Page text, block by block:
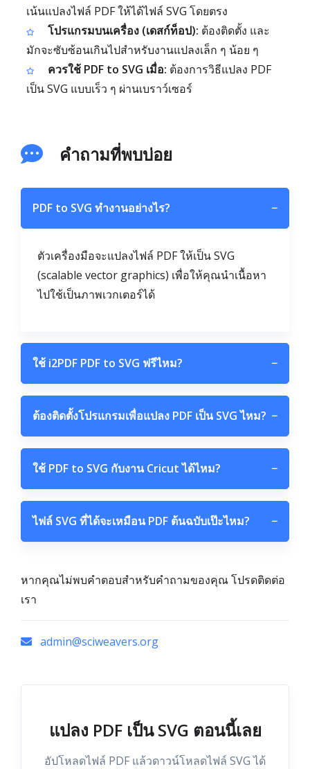
เน้นแปลงไฟล์ PDF ให้ได้ไฟล์ SVG โดยตรง
โปรแกรมบนเครื่อง (เดสก์ท็อป): ต้องติดตั้ง และ
มักจะซับซ้อนเกินไปสำหรับงานแปลงเล็ก ๆ น้อย ๆ
ควรใช้ PDF to SVG เมื่อ: ต้องการวิธีแปลง PDF
เป็น SVG แบบเร็ว ๆ ผ่านเบราว์เซอร์
คำถามที่พบบ่อย
PDF to SVG ทำงานอย่างไร? −
ตัวเครื่องมือจะแปลงไฟล์ PDF ให้เป็น SVG
(scalable vector graphics) เพื่อให้คุณนำเนื้อหา
ไปใช้เป็นภาพเวกเตอร์ได้
ใช้ i2PDF PDF to SVG ฟรีไหม? −
ต้องติดตั้งโปรแกรมเพื่อแปลง PDF เป็น SVG ไหม? −
ใช้ PDF to SVG กับงาน Cricut ได้ไหม? −
ไฟล์ SVG ที่ได้จะเหมือน PDF ต้นฉบับเป๊ะไหม? −
หากคุณไม่พบคำตอบสำหรับคำถามของคุณ โปรดติดต่อ
เรา
admin@sciweavers.org
แปลง PDF เป็น SVG ตอนนี้เลย
อัปโหลดไฟล์ PDF แล้วดาวน์โหลดไฟล์ SVG ได้